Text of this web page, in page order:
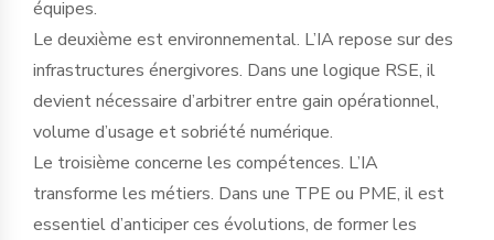
équipes.
Le deuxième est environnemental. L’IA repose sur des
infrastructures énergivores. Dans une logique RSE, il
devient nécessaire d’arbitrer entre gain opérationnel,
volume d’usage et sobriété numérique.
Le troisième concerne les compétences. L’IA
transforme les métiers. Dans une TPE ou PME, il est
essentiel d’anticiper ces évolutions, de former les